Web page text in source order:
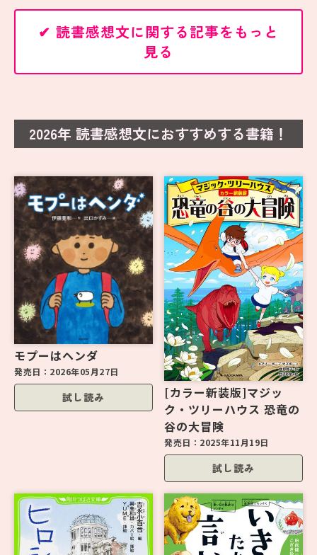
✔ 読書感想文に関する記事をもっと
見る
2026年 読書感想文におすすめする書籍！
モプーはヘンダ
発売日： 2026年05月27日
試し読み
[カラー新装版]マジッ
ク・ツリーハウス 恐竜の
谷の大冒険
発売日： 2025年11月19日
試し読み